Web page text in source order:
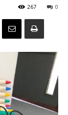
0
267